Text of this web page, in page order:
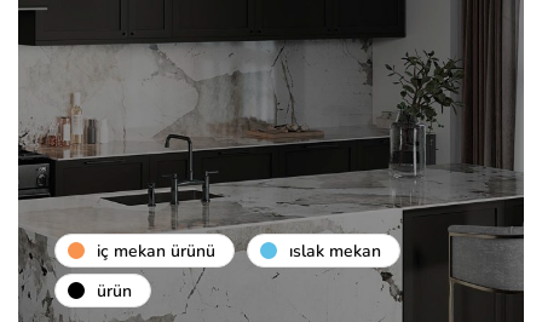
i̇ç mekan ürünü
islak mekan
ürün